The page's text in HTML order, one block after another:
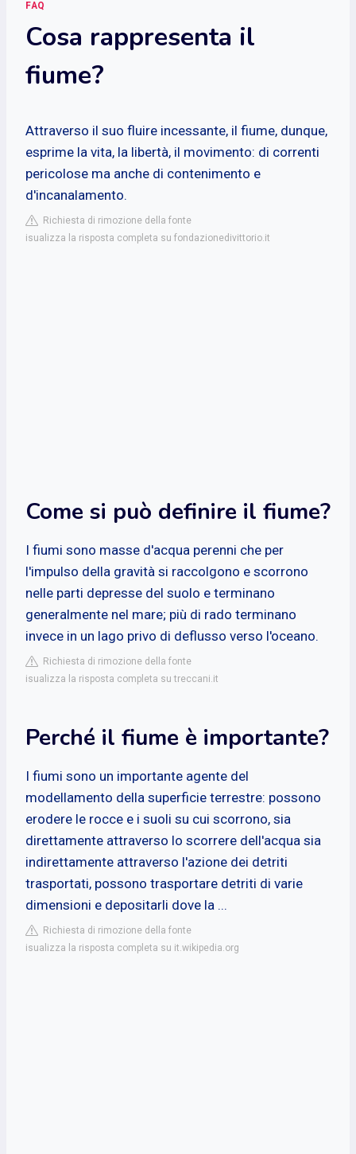
FAQ
Cosa rappresenta il
fiume?
Attraverso il suo fluire incessante, il fiume, dunque,
esprime la vita, la libertà, il movimento: di correnti
pericolose ma anche di contenimento e
d'incanalamento.
Richiesta di rimozione della fonte
isualizza la risposta completa su fondazionedivittorio.it
Come si può definire il fiume?
I fiumi sono masse d'acqua perenni che per
l'impulso della gravità si raccolgono e scorrono
nelle parti depresse del suolo e terminano
generalmente nel mare; più di rado terminano
invece in un lago privo di deflusso verso l'oceano.
Richiesta di rimozione della fonte
isualizza la risposta completa su treccani.it
Perché il fiume è importante?
I fiumi sono un importante agente del
modellamento della superficie terrestre: possono
erodere le rocce e i suoli su cui scorrono, sia
direttamente attraverso lo scorrere dell'acqua sia
indirettamente attraverso l'azione dei detriti
trasportati, possono trasportare detriti di varie
dimensioni e depositarli dove la ...
Richiesta di rimozione della fonte
isualizza la risposta completa su it.wikipedia.org